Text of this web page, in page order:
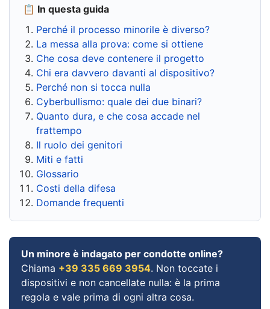
📋 In questa guida
Perché il processo minorile è diverso?
La messa alla prova: come si ottiene
Che cosa deve contenere il progetto
Chi era davvero davanti al dispositivo?
Perché non si tocca nulla
Cyberbullismo: quale dei due binari?
Quanto dura, e che cosa accade nel
frattempo
Il ruolo dei genitori
Miti e fatti
Glossario
Costi della difesa
Domande frequenti
Un minore è indagato per condotte online?
Chiama +39 335 669 3954. Non toccate i
dispositivi e non cancellate nulla: è la prima
regola e vale prima di ogni altra cosa.